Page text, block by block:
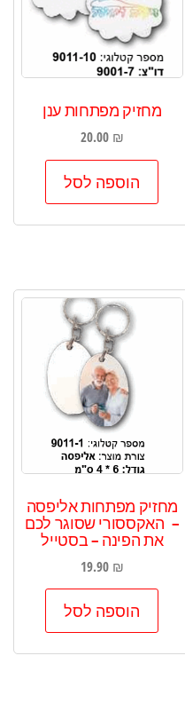
מחזיק מפתחות ענן
20.00 ₪
הוספה לסל
מחזיק מפתחות אליפסה
– האקססורי שסוגר לכם
את הפינה – בסטייל
19.90 ₪
הוספה לסל